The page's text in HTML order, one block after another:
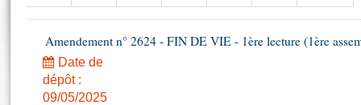
Projets de loi
Propositions de loi
Amendements
Textes adoptés
Histoire
Juniors
Anciennes législatures
Les archives
Photos libres de droit
Amendement n° 2624 - FIN DE VIE - 1ère lecture (1ère
Date de
dépôt :
09/05/2025